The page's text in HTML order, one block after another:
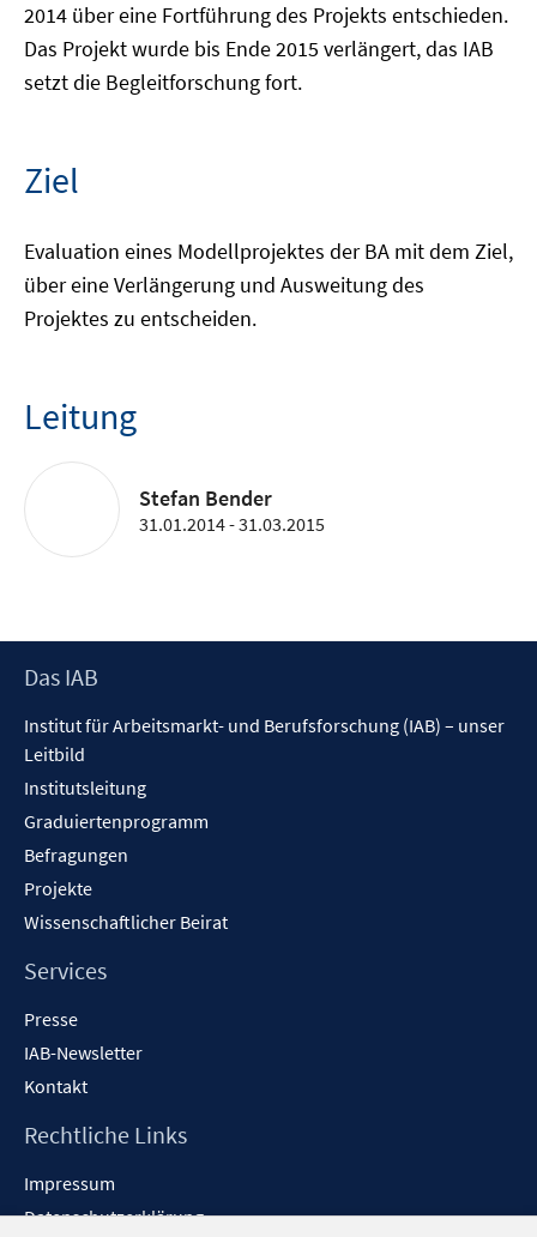
2014 über eine Fortführung des Projekts entschieden.
Das Projekt wurde bis Ende 2015 verlängert, das IAB
setzt die Begleitforschung fort.
Ziel
Evaluation eines Modellprojektes der BA mit dem Ziel,
über eine Verlängerung und Ausweitung des
Projektes zu entscheiden.
Leitung
Stefan Bender
31.01.2014 - 31.03.2015
Footer
Das IAB
Institut für Arbeitsmarkt- und Berufsforschung (IAB) – unser
Leitbild
Institutsleitung
Graduiertenprogramm
Befragungen
Projekte
Wissenschaftlicher Beirat
Services
Presse
IAB-Newsletter
Kontakt
Rechtliche Links
Impressum
Datenschutzerklärung